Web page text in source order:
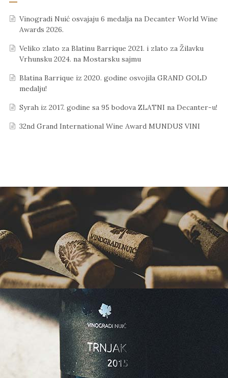
Vinogradi Nuić osvajaju 6 medalja na Decanter World Wine
Awards 2026.
Veliko zlato za Blatinu Barrique 2021. i zlato za Žilavku
Vrhunsku 2024. na Mostarsku sajmu
Blatina Barrique iz 2020. godine osvojila GRAND GOLD
medalju!
Syrah iz 2017. godine sa 95 bodova ZLATNI na Decanter-u!
32nd Grand International Wine Award MUNDUS VINI